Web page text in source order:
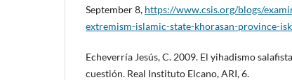
September 8, https://www.csis.org/blogs/
extremism-islamic-state-khorasan-province-
Echeverría Jesús, C. 2009. El yihadismo
cuestión. Real Instituto Elcano, ARI, 6.